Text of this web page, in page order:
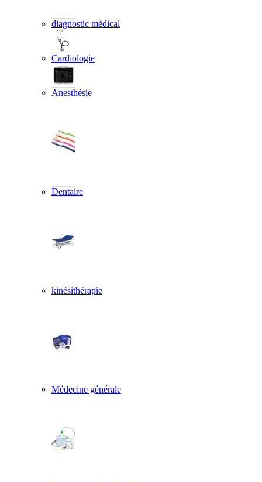
diagnostic médical
Cardiologie
Anesthésie
Dentaire
kinésithérapie
Médecine générale